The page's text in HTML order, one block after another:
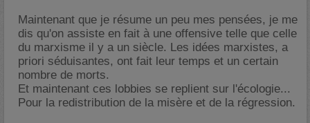
Maintenant que je résume un peu mes pensées, je me
dis qu'on assiste en fait à une offensive telle que celle
du marxisme il y a un siècle. Les idées marxistes, a
priori séduisantes, ont fait leur temps et un certain
nombre de morts.
Et maintenant ces lobbies se replient sur l'écologie...
Pour la redistribution de la misère et de la régression.